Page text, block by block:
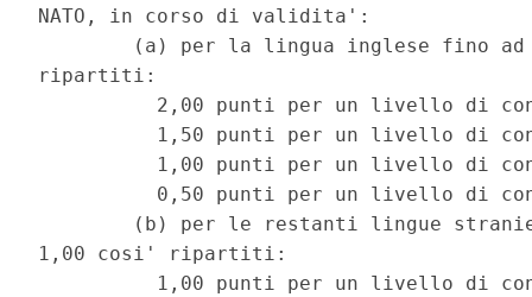
NATO, in corso di validita':
(a) per la lingua inglese fino
ripartiti:
2,00 punti per un livello di
1,50 punti per un livello di
1,00 punti per un livello di
0,50 punti per un livello di
(b) per le restanti lingue
1,00 cosi' ripartiti:
1,00 punti per un livello di